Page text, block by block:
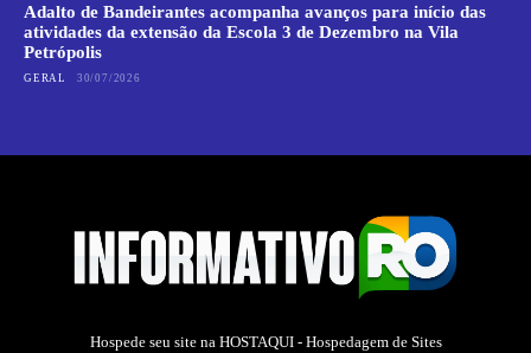
Adalto de Bandeirantes acompanha avanços para início das
atividades da extensão da Escola 3 de Dezembro na Vila
Petrópolis
GERAL 30/07/2026
Hospede seu site na HOSTAQUI - Hospedagem de Sites